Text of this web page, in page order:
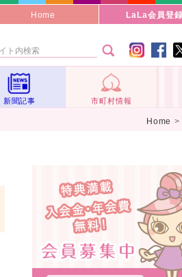
Home LaLa会員登録
新聞記事 市町村情報
Home >